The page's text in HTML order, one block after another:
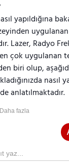
yapıldığına
Lazer, Radyo
çok uygulanan
biri olup,
nasıl
anlatılmaktadır.
Daha fazla